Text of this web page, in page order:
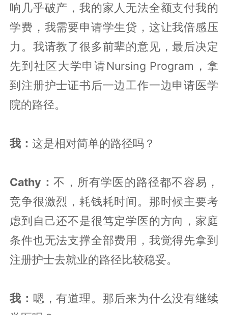
响几乎破产，我的家人无法全额支付我的
学费，我需要申请学生贷，这让我倍感压
力。我请教了很多前辈的意见，最后决定
先到社区大学申请Nursing Program，拿
到注册护士证书后一边工作一边申请医学
院的路径。
我：这是相对简单的路径吗？
Cathy：不，所有学医的路径都不容易，
竞争很激烈，耗钱耗时间。那时候主要考
虑到自己还不是很笃定学医的方向，家庭
条件也无法支撑全部费用，我觉得先拿到
注册护士去就业的路径比较稳妥。
我： 嗯，有道理。那后来为什么没有继续